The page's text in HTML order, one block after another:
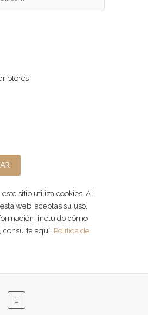
sitio utiliza cookies. Al
web, aceptas su uso.
incluido cómo
consulta aquí: Política de